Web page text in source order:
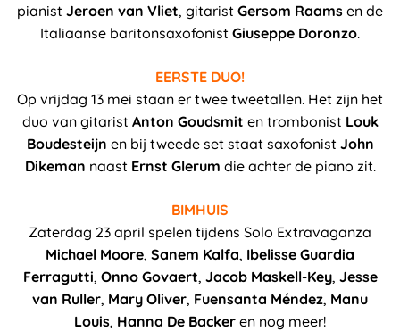
pianist Jeroen van Vliet, gitarist Gersom Raams en de
Italiaanse baritonsaxofonist Giuseppe Doronzo.
EERSTE DUO!
Op vrijdag 13 mei staan er twee tweetallen. Het zijn het
duo van gitarist Anton Goudsmit en trombonist Louk
Boudesteijn en bij tweede set staat saxofonist John
Dikeman naast Ernst Glerum die achter de piano zit.
BIMHUIS
Zaterdag 23 april spelen tijdens Solo Extravaganza
Michael Moore, Sanem Kalfa, Ibelisse Guardia
Ferragutti, Onno Govaert, Jacob Maskell-Key, Jesse
van Ruller, Mary Oliver, Fuensanta Méndez, Manu
Louis, Hanna De Backer en nog meer!